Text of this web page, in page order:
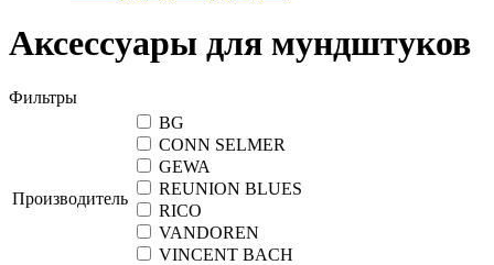
Аксессуары для мундштуков
Фильтры
Производитель
BG
CONN SELMER
GEWA
REUNION BLUES
RICO
VANDOREN
VINCENT BACH